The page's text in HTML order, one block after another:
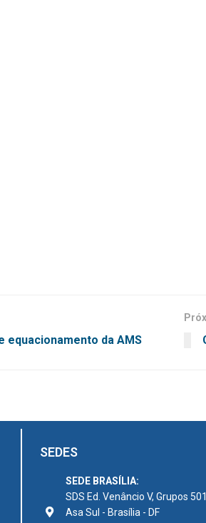
equacionamento da AMS
SEDES
SEDE BRASÍLIA:
SDS Ed. Venâncio V, Grupos
Asa Sul - Brasília - DF